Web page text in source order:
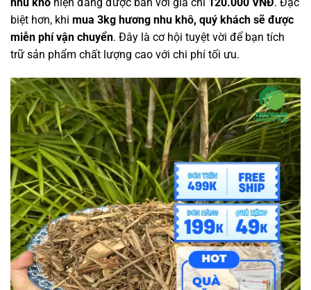
biệt hơn, khi mua 3kg hương nhu khô, quý khách sẽ được
miễn phí vận chuyển. Đây là cơ hội tuyệt vời để bạn tích
trữ sản phẩm chất lượng cao với chi phí tối ưu.